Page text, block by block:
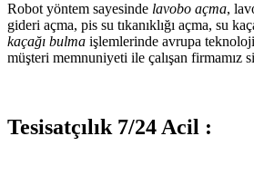
Robot yöntem sayesinde lavobo açma,
gideri açma, pis su tıkanıklığı açma, su
kaçağı bulma işlemlerinde avrupa
müşteri memnuniyeti ile çalışan firmamız
Tesisatçılık 7/24 Acil :